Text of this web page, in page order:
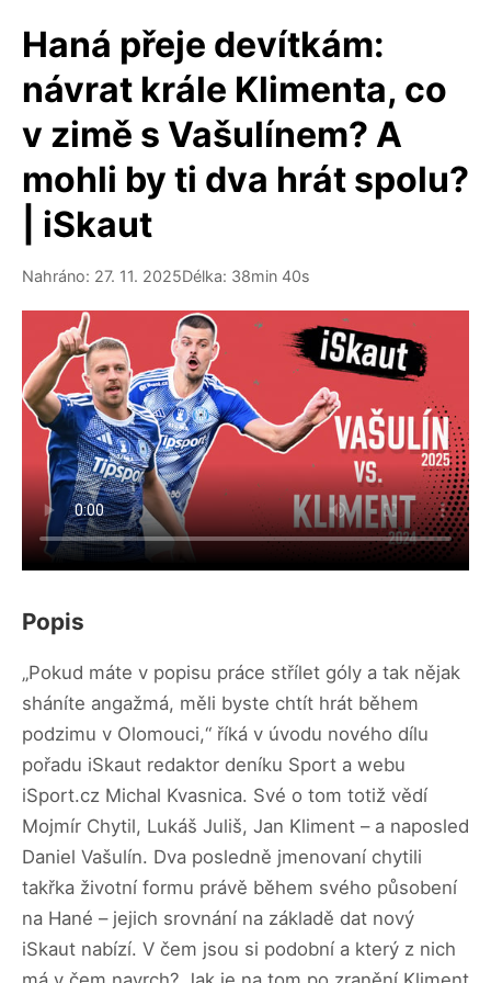
Haná přeje devítkám:
návrat krále Klimenta, co
v zimě s Vašulínem? A
mohli by ti dva hrát spolu?
| iSkaut
Nahráno: 27. 11. 2025Délka: 38min 40s
Popis
„Pokud máte v popisu práce střílet góly a tak nějak
sháníte angažmá, měli byste chtít hrát během
podzimu v Olomouci,“ říká v úvodu nového dílu
pořadu iSkaut redaktor deníku Sport a webu
iSport.cz Michal Kvasnica. Své o tom totiž vědí
Mojmír Chytil, Lukáš Juliš, Jan Kliment – a naposled
Daniel Vašulín. Dva posledně jmenovaní chytili
takřka životní formu právě během svého působení
na Hané – jejich srovnání na základě dat nový
iSkaut nabízí. V čem jsou si podobní a který z nich